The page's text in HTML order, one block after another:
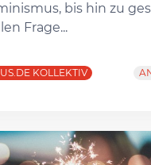
bis hin zu
Frage...
KOLLEKTIV